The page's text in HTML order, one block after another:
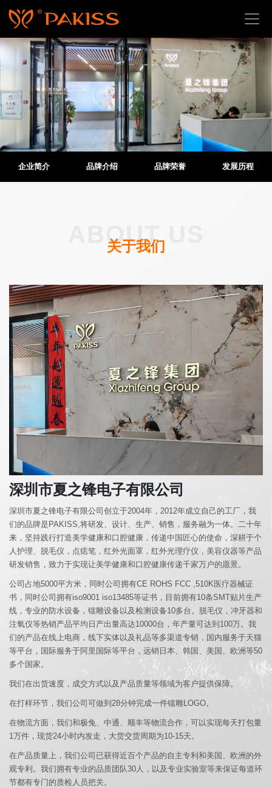
企业简介 品牌介绍 品牌荣誉 发展历程
ABOUT US
关于我们
深圳市夏之锋电子有限公司
深圳市夏之锋电子有限公司创立于2004年，2012年成立自己的工厂，我
们的品牌是PAKISS,将研发、设计、生产、销售，服务融为一体。二十年
来，坚持践行打造美学健康和口腔健康，传递中国匠心的使命，深耕于个
人护理、脱毛仪，点痣笔，红外光面罩，红外光理疗仪，美容仪器等产品
研发销售，致力于实现让美学健康和口腔健康传递千家万户的愿景。
公司占地5000平方米，同时公司拥有CE ROHS FCC ,510K医疗器械证
书，同时公司拥有iso9001 iso13485等证书，目前拥有10条SMT贴片生产
线，专业的防水设备，镭雕设备以及检测设备10多台。脱毛仪，冲牙器和
注氧仪等热销产品平均日产出量高达10000台，年产量可达到100万。我
们的产品在线上电商，线下实体以及礼品等多渠道专销，国内服务于天猫
等平台，国际服务于阿里国际等平台，远销日本、韩国、美国、欧洲等50
多个国家。
我们在出货速度，成交方式以及产品质量等领域为客户提供保障。
在打样环节，我们公司可做到28分钟完成一件镭雕LOGO。
在物流方面，我们和极兔、中通、顺丰等物流合作，可以实现每天打包量
1万件，现货24小时内发走，大货交货周期为10-15天。
在产品质量上，我们公司已获得近百个产品的自主专利和美国、欧洲的外
观专利。我们拥有专业的品质团队30人，以及专业实验室等来保证每道环
节都有专门的质检人员把关。